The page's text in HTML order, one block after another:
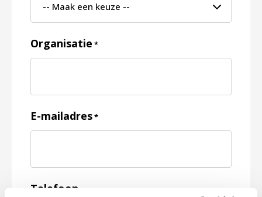
Organisatie *
E-mailadres*
Telefoon